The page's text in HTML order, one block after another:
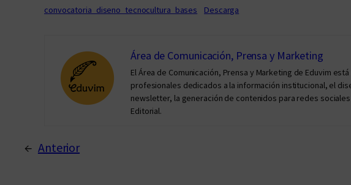
convocatoria_diseno_tecnocultura_bases Descarga
Área de Comunicación, Prensa y Marketing
El Área de Comunicación, Prensa y Marketing de Eduvim
profesionales dedicados a la información institucional, el
newsletter, la generación de contenidos para redes
Editorial.
← Anterior